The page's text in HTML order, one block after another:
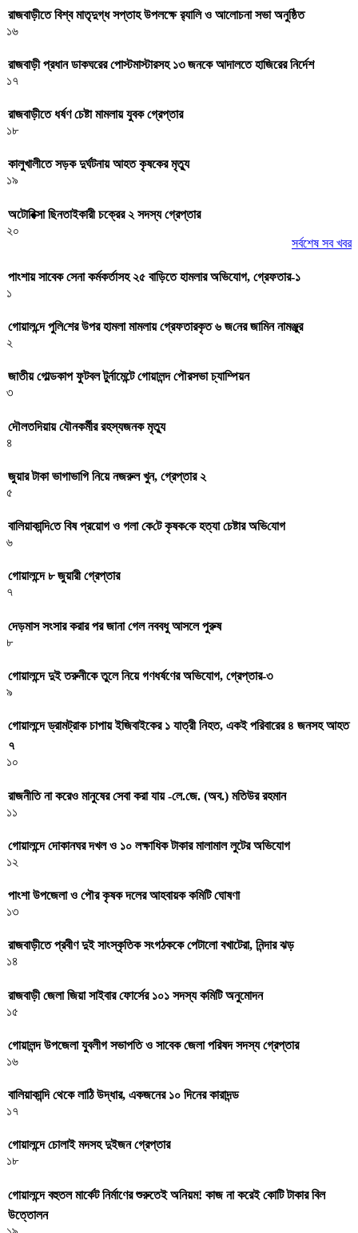
রাজবাড়ীতে বিশ্ব মাতৃদুগ্ধ সপ্তাহ উপলক্ষে র‌্যালি ও আলোচনা সভা অনুষ্ঠিত
১৬
রাজবাড়ী প্রধান ডাকঘরের পোস্টমাস্টারসহ ১৩ জনকে আদালতে হাজিরের নির্দেশ
১৭
রাজবাড়ীতে ধর্ষণ চেষ্টা মামলায় যুবক গ্রেপ্তার
১৮
কালুখালীতে সড়ক দুর্ঘটনায় আহত কৃষকের মৃত্যু
১৯
অটোরিক্সা ছিনতাইকারী চক্রের ২ সদস্য গ্রেপ্তার
২০
সর্বশেষ সব খবর
পাংশায় সাবেক সেনা কর্মকর্তাসহ ২৫ বাড়িতে হামলার অভিযোগ, গ্রেফতার-১
১
গোয়াল‌ন্দে পু‌লি‌শের উপর হামলা মামলায় গ্রেফতারকৃত ৬ জ‌নের জা‌মিন নামঞ্জুর
২
জাতীয় গোল্ডকাপ ফুটবল টুর্নামেন্টে গোয়ালন্দ পৌরসভা চ্যাম্পিয়ন
৩
দৌলতদিয়ায় যৌনকর্মীর রহস্যজনক মৃত্যু
৪
জুয়ার টাকা ভাগাভাগি নিয়ে নজরুল খুন, গ্রেপ্তার ২
৫
বা‌লিয়াকা‌ন্দি‌তে বিষ প্রয়োগ ও গলা কে‌টে কৃষক‌কে হত্যা চেষ্টার অ‌ভি‌যোগ
৬
গোয়ালন্দে ৮ জুয়ারী গ্রেপ্তার
৭
দেড়মাস সংসার করার পর জানা গেল নববধু আসলে পুরুষ
৮
গোয়ালন্দে দুই তরুনীকে তুলে নিয়ে গণধর্ষণের অভিযোগ, গ্রেপ্তার-৩
৯
গোয়ালন্দে ড্রামট্রাক চাপায় ইজিবাইকের ১ যাত্রী নিহত, একই পরিবারের ৪ জনসহ আহত
৭
১০
রাজনীতি না করেও মানুষের সেবা করা যায় -লে.জে. (অব.) মতিউর রহমান
১১
গোয়ালন্দে দোকানঘর দখল ও ১০ লক্ষাধিক টাকার মালামাল লুটের অভিযোগ
১২
পাংশা উপজেলা ও পৌর কৃষক দলের আহবায়ক কমিটি ঘোষণা
১৩
রাজবাড়ীতে প্রবীণ দুই সাংস্কৃতিক সংগঠককে পেটালো বখাটেরা, নিন্দার ঝড়
১৪
রাজবাড়ী জেলা জিয়া সাইবার ফোর্সের ১০১ সদস্য কমিটি অনুমোদন
১৫
গোয়ালন্দ উপজেলা যুবলীগ সভাপতি ও সাবেক জেলা পরিষদ সদস্য গ্রেপ্তার
১৬
বালিয়াকান্দি থেকে লাঠি উদ্ধার, একজনের ১০ দিনের কারাদন্ড
১৭
গোয়ালন্দে চোলাই মদসহ দুইজন গ্রেপ্তার
১৮
গোয়ালন্দে বহুতল মার্কেট নির্মাণের শুরুতেই অনিয়ম! কাজ না করেই কোটি টাকার বিল
উত্তোলন